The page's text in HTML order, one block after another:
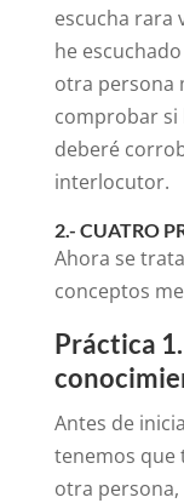
escucha rara
he
otra persona
comprobar si
deberé
interlocutor.
2.- CUATRO
Ahora se
conceptos
Práctica
Antes de
tenemos que
otra